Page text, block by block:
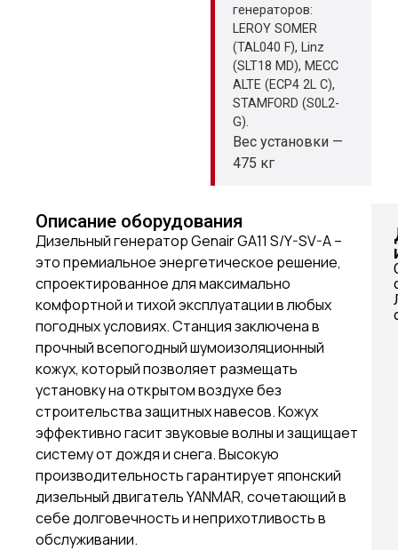
генераторов:
LEROY SOMER
(TAL040 F), Linz
(SLT18 MD), MECC
ALTE (ECP4 2L C),
STAMFORD (S0L2-
G).
Вес установки —
475 кг
Описание оборудования
Дизельный генератор Genair GA11 S/Y-SV-A –
это премиальное энергетическое решение,
спроектированное для максимально
комфортной и тихой эксплуатации в любых
погодных условиях. Станция заключена в
прочный всепогодный шумоизоляционный
кожух, который позволяет размещать
установку на открытом воздухе без
строительства защитных навесов. Кожух
эффективно гасит звуковые волны и защищает
систему от дождя и снега. Высокую
производительность гарантирует японский
дизельный двигатель YANMAR, сочетающий в
себе долговечность и неприхотливость в
обслуживании.